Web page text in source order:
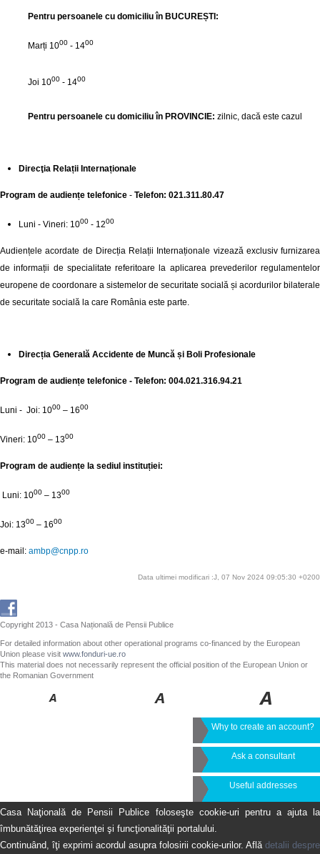
Pentru persoanele cu domiciliu în BUCUREȘTI:
Marți 1000 - 1400
Joi 1000 - 1400
Pentru persoanele cu domiciliu în PROVINCIE: zilnic, dacă este cazul
Direcţia Relații Internaționale
Program de audiențe telefonice - Telefon: 021.311.80.47
Luni - Vineri: 1000 - 1200
Audiențele acordate de Direcția Relații Internaționale vizează exclusiv furnizarea
de informații de specialitate referitoare la aplicarea prevederilor regulamentelor
europene de coordonare a sistemelor de securitate socială și acordurilor bilaterale
de securitate socială la care România este parte.
Direcția Generală Accidente de Muncă și Boli Profesionale
Program de audiențe telefonice - Telefon: 004.021.316.94.21
Luni - Joi: 1000 – 1600
Vineri: 1000 – 1300
Program de audiențe la sediul instituției:
Luni: 1000 – 1300
Joi: 1300 – 1600
e-mail: ambp@cnpp.ro
Data ultimei modificari :J, 07 Nov 2024 09:05:30 +0200
Copyright 2013 - Casa Națională de Pensii Publice
For detailed information about other operational programs co-financed by the European
Union please visit www.fonduri-ue.ro
This material does not necessarily represent the official position of the European Union or
the Romanian Government
Why to create an account?
Ask a consultant
Useful addresses
Casa Naţională de Pensii Publice foloseşte cookie-uri pentru a ajuta la
îmbunătăţirea experienţei şi funcţionalităţii portalului.
Continuând, îţi exprimi acordul asupra folosirii cookie-urilor. Află detalii despre